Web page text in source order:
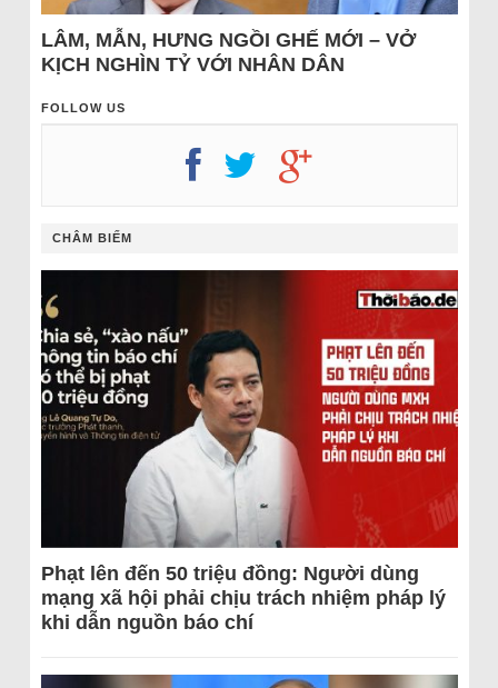
LÂM, MẪN, HƯNG NGỒI GHẾ MỚI – VỞ
KỊCH NGHÌN TỶ VỚI NHÂN DÂN
FOLLOW US
CHÂM BIẾM
Phạt lên đến 50 triệu đồng: Người dùng
mạng xã hội phải chịu trách nhiệm pháp lý
khi dẫn nguồn báo chí